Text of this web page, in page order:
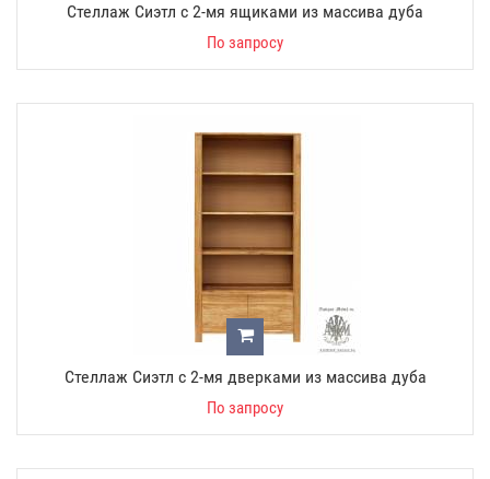
Стеллаж Сиэтл с 2-мя ящиками из массива дуба
По запросу
Стеллаж Сиэтл с 2-мя дверками из массива дуба
По запросу